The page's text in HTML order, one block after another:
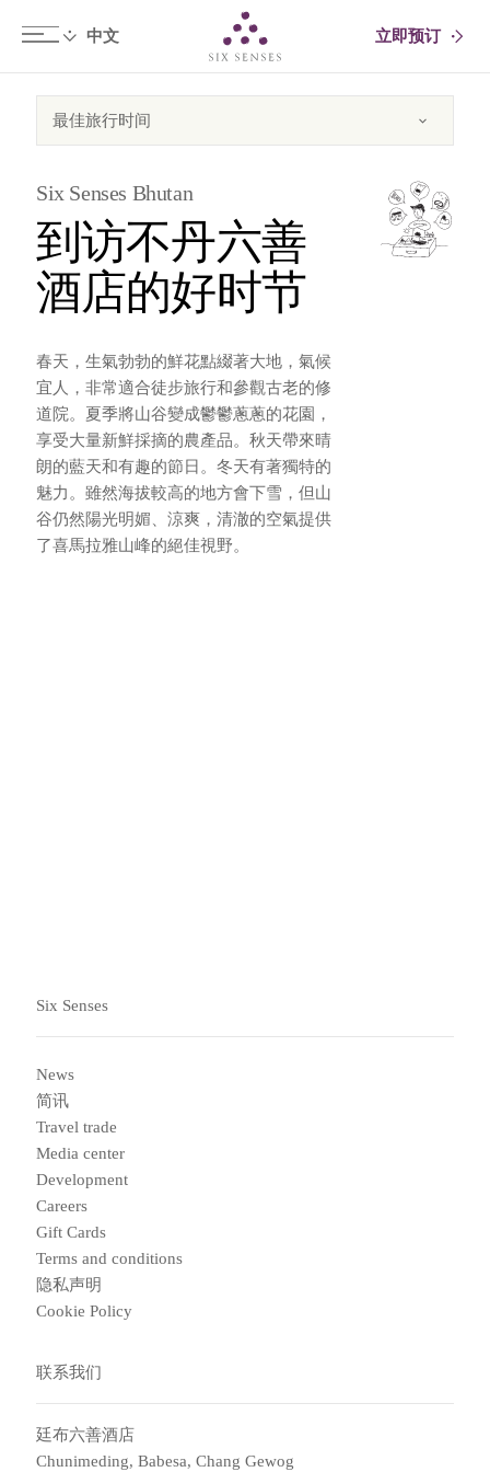
立即预订
Six Senses Bhutan
到访不丹六善
酒店的好时节
春天，生氣勃勃的鮮花點綴著大地，氣候
宜人，非常適合徒步旅行和參觀古老的修
道院。夏季將山谷變成鬱鬱蔥蔥的花園，
享受大量新鮮採摘的農產品。秋天帶來晴
朗的藍天和有趣的節日。冬天有著獨特的
魅力。雖然海拔較高的地方會下雪，但山
谷仍然陽光明媚、涼爽，清澈的空氣提供
了喜馬拉雅山峰的絕佳視野。
Six Senses
News
简讯
Travel trade
Media center
Development
Careers
Gift Cards
Terms and conditions
隐私声明
Cookie Policy
联系我们
廷布六善酒店
Chunimeding, Babesa, Chang Gewog​